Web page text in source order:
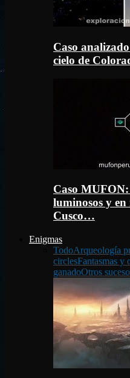
Caso
cielo de
Caso
luminosos y
Cusco…
Enigmas
TodoArqueología
circlesFantasmas y
ganadoOtros